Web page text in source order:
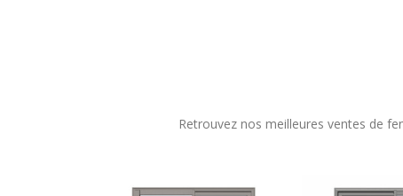
Retrouvez nos meilleures ventes de